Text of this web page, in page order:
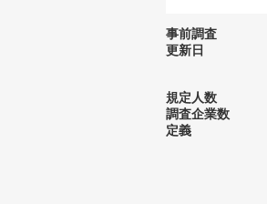
事前調査
更新日
規定人数
調査企業数
定義